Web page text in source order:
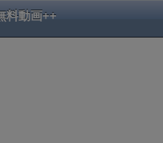
料動画++